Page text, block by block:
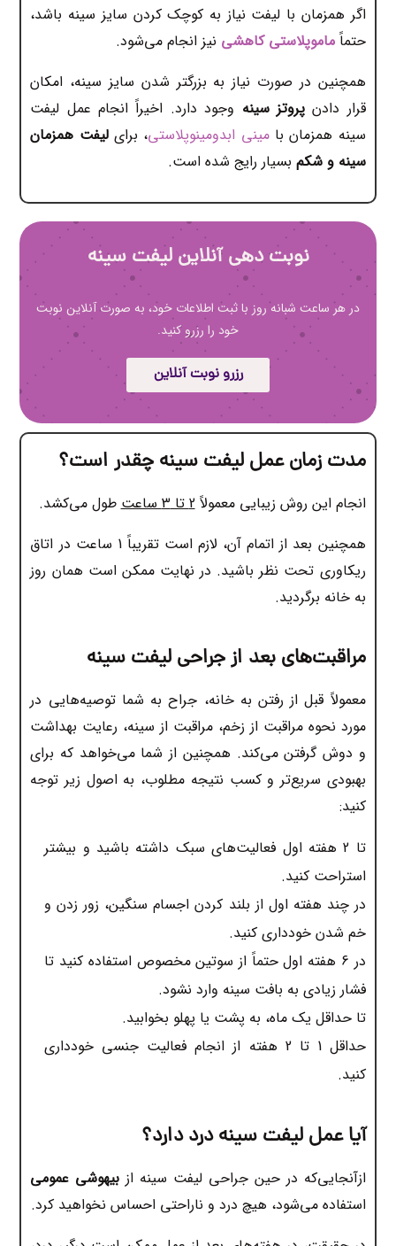
اگر همزمان با لیفت نیاز به کوچک کردن سایز سینه باشد،
حتماًماموپلاستی کاهشی نیز انجام می‌شود.
همچنین در صورت نیاز به بزرگتر شدن سایز سینه، امکان
قرار دادنپروتز سینه وجود دارد. اخیراً انجام عمل لیفت
سینه همزمان بامینی ابدومینوپلاستی، برایلیفت همزمان
سینه و شکم بسیار رایج شده است.
نوبت دهی آنلاین لیفت سینه
در هر ساعت شبانه روز با ثبت اطلاعات خود، به صورت آنلاین نوبت
خود را رزرو کنید.
رزرو نوبت آنلاین
مدت زمان عمل لیفت سینه چقدر است؟
انجام این روش زیبایی معمولاً2 تا 3 ساعت
طول می‌کشد.
همچنین بعد از اتمام آن، لازم است تقریباً 1 ساعت در اتاق
ریکاوری تحت نظر باشید. در نهایت ممکن است همان روز
به خانه برگردید.
مراقبت‌های بعد از جراحی لیفت سینه
معمولاً قبل از رفتن به خانه، جراح به شما توصیه‌هایی در
مورد نحوه مراقبت از زخم، مراقبت از سینه، رعایت بهداشت
و دوش گرفتن می‌کند. همچنین از شما می‌خواهد که برای
بهبودی سریع‌تر و کسب نتیجه مطلوب، به اصول زیر توجه
کنید:
تا 2 هفته اول فعالیت‌های سبک داشته باشید و بیشتر
استراحت کنید.
در چند هفته اول از بلند کردن اجسام سنگین، زور زدن و
خم شدن خودداری کنید.
در 6 هفته اول حتماً از سوتین مخصوص استفاده کنید تا
فشار زیادی به بافت سینه وارد نشود.
تا حداقل یک ماه، به پشت یا پهلو بخوابید.
حداقل 1 تا 2 هفته از انجام فعالیت جنسی خودداری
کنید.
آیا عمل لیفت سینه درد دارد؟
ازآنجایی‌که در حین جراحی لیفت سینه از بیهوشی عمومی
استفاده می‌شود، هیچ درد و ناراحتی احساس نخواهید کرد.